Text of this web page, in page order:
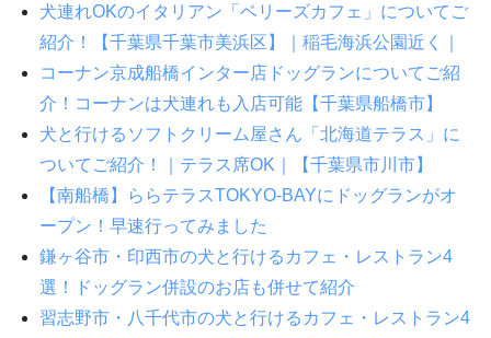
犬連れOKのイタリアン「ベリーズカフェ」についてご
紹介！【千葉県千葉市美浜区】｜稲毛海浜公園近く｜
コーナン京成船橋インター店ドッグランについてご紹
介！コーナンは犬連れも入店可能【千葉県船橋市】
犬と行けるソフトクリーム屋さん「北海道テラス」に
ついてご紹介！｜テラス席OK｜【千葉県市川市】
【南船橋】ららテラスTOKYO-BAYにドッグランがオ
ープン！早速行ってみました
鎌ヶ谷市・印西市の犬と行けるカフェ・レストラン4
選！ドッグラン併設のお店も併せて紹介
習志野市・八千代市の犬と行けるカフェ・レストラン4